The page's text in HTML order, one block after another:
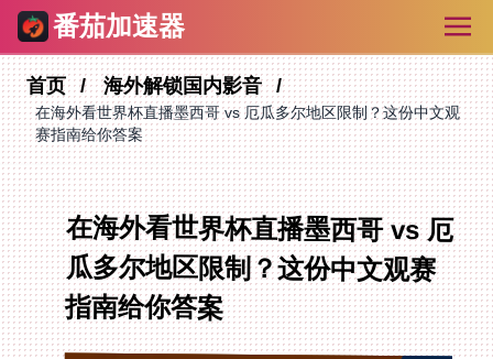
番茄加速器
首页 海外解锁国内影音
在海外看世界杯直播墨西哥 vs 厄瓜多尔地区限制？这份中文观
赛指南给你答案
在海外看世界杯直播墨西哥 vs 厄
瓜多尔地区限制？这份中文观赛
指南给你答案